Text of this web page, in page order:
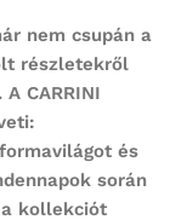
nem csupán a
részletekről
CARRINI
és
során
kollekciót